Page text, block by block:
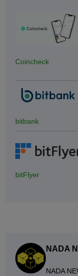
Coincheck
bitbank
bitFlyer
NADA
NADA